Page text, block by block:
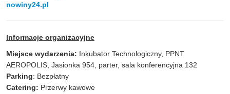
nowiny24.pl
Informacje organizacyjne
Miejsce wydarzenia: Inkubator Technologiczny, PPNT
AEROPOLIS, Jasionka 954, parter, sala konferencyjna 132
Parking: Bezpłatny
Catering: Przerwy kawowe